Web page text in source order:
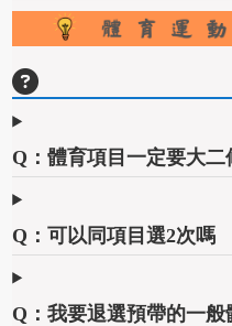
Q：體育項目一定要大二
Q：可以同項目選2次嗎
Q：我要退選預帶的一